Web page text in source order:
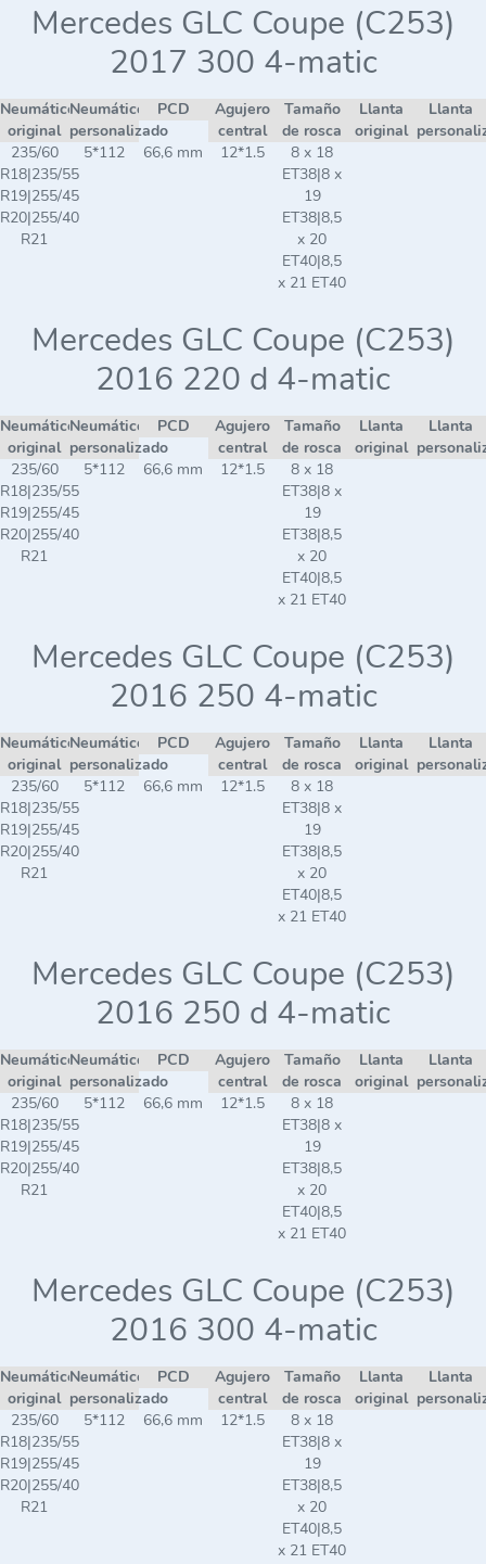
Mercedes GLC Coupe (C253)
2017 300 4-matic
Neumático
original
Neumático
personalizado
PCD
Agujero
central
Tamaño
de rosca
Llanta
original
Llanta
235/60
R18|235/55
R19|255/45
R20|255/40
R21
5*112 66,6 mm 12*1.5
8 x 18
ET38|8 x
19
ET38|8,5
x 20
ET40|8,5
x 21 ET40
Mercedes GLC Coupe (C253)
2016 220 d 4-matic
Neumático
original
Neumático
personalizado
PCD
Agujero
central
Tamaño
de rosca
Llanta
original
Llanta
235/60
R18|235/55
R19|255/45
R20|255/40
R21
5*112 66,6 mm 12*1.5
8 x 18
ET38|8 x
19
ET38|8,5
x 20
ET40|8,5
x 21 ET40
Mercedes GLC Coupe (C253)
2016 250 4-matic
Neumático
original
Neumático
personalizado
PCD
Agujero
central
Tamaño
de rosca
Llanta
original
Llanta
235/60
R18|235/55
R19|255/45
R20|255/40
R21
5*112 66,6 mm 12*1.5
8 x 18
ET38|8 x
19
ET38|8,5
x 20
ET40|8,5
x 21 ET40
Mercedes GLC Coupe (C253)
2016 250 d 4-matic
Neumático
original
Neumático
personalizado
PCD
Agujero
central
Tamaño
de rosca
Llanta
original
Llanta
235/60
R18|235/55
R19|255/45
R20|255/40
R21
5*112 66,6 mm 12*1.5
8 x 18
ET38|8 x
19
ET38|8,5
x 20
ET40|8,5
x 21 ET40
Mercedes GLC Coupe (C253)
2016 300 4-matic
Neumático
original
Neumático
personalizado
PCD
Agujero
central
Tamaño
de rosca
Llanta
original
Llanta
235/60
R18|235/55
R19|255/45
R20|255/40
R21
5*112 66,6 mm 12*1.5
8 x 18
ET38|8 x
19
ET38|8,5
x 20
ET40|8,5
x 21 ET40